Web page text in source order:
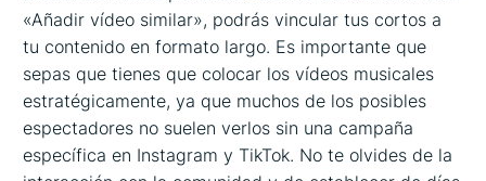
«Añadir vídeo similar», podrás vincular tus cortos a
tu contenido en formato largo. Es importante que
sepas que tienes que colocar los vídeos musicales
estratégicamente, ya que muchos de los posibles
espectadores no suelen verlos sin una campaña
específica en Instagram y TikTok. No te olvides de la